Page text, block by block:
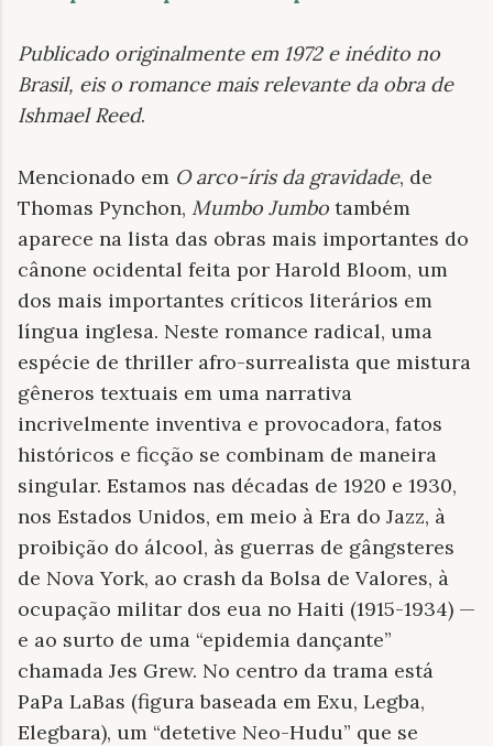
Publicado originalmente em 1972 e inédito no
Brasil, eis o romance mais relevante da obra de
Ishmael Reed.
Mencionado em O arco-íris da gravidade, de
Thomas Pynchon, Mumbo Jumbo também
aparece na lista das obras mais importantes do
cânone ocidental feita por Harold Bloom, um
dos mais importantes críticos literários em
língua inglesa. Neste romance radical, uma
espécie de thriller afro-surrealista que mistura
gêneros textuais em uma narrativa
incrivelmente inventiva e provocadora, fatos
históricos e ficção se combinam de maneira
singular. Estamos nas décadas de 1920 e 1930,
nos Estados Unidos, em meio à Era do Jazz, à
proibição do álcool, às guerras de gângsteres
de Nova York, ao crash da Bolsa de Valores, à
ocupação militar dos eua no Haiti (1915-1934) —
e ao surto de uma “epidemia dançante”
chamada Jes Grew. No centro da trama está
PaPa LaBas (figura baseada em Exu, Legba,
Elegbara), um “detetive Neo-Hudu” que se